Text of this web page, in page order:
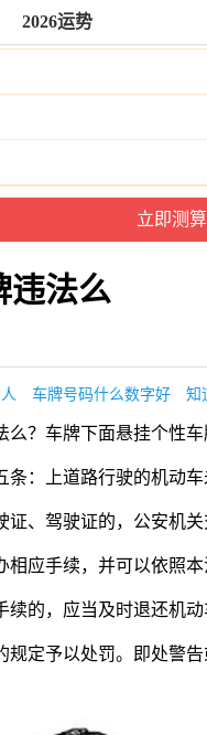
2026运势
违法么
车牌号码什么数字好 知
么？车牌下面悬挂个性
条：上道路行驶的机动
证、驾驶证的，公安机
相应手续，并可以依照
续的，应当及时退还机
规定予以处罚。即处警